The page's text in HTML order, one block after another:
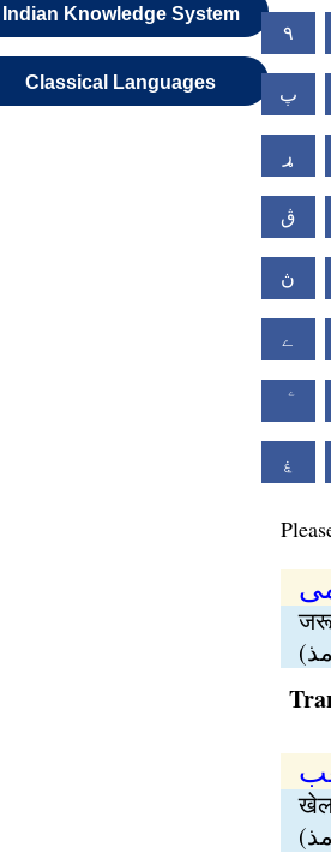
Indian Knowledge System
Classical Languages
٩
پ
ړ
ڨ
ڽ
ے
ۼ